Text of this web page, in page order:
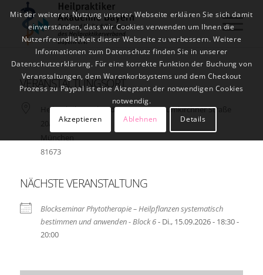
VERANSTALTUNGSORT
Heilpraktikerverband Bayern e.V. Baumkirchner Straße
20/Rgb
81673
NÄCHSTE VERANSTALTUNG
Blockseminar Phytotherapie – Heilpflanzen systematisch
bestimmen und anwenden - Block 6- Di., 15.09.2026 - 18:30 -
20:00
Mit der weiteren Nutzung unserer Webseite erklären Sie sich damit
einverstanden, dass wir Cookies verwenden um Ihnen die
Nutzerfreundlichkeit dieser Webseite zu verbessern. Weitere
Informationen zum Datenschutz finden Sie in unserer
Datenschutzerklärung. Für eine korrekte Funktion der Buchung von
Veranstaltungen, dem Warenkorbsystems und dem Checkout
Prozess zu Paypal ist eine Akzeptant der notwendigen Cookies
notwendig.
Akzeptieren
Ablehnen Details